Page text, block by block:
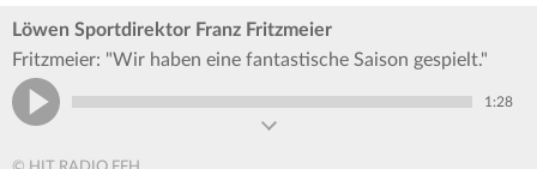
Löwen Sportdirektor Franz Fritzmeier
Fritzmeier: "Wir haben eine fantastische Saison gespielt."
1:28